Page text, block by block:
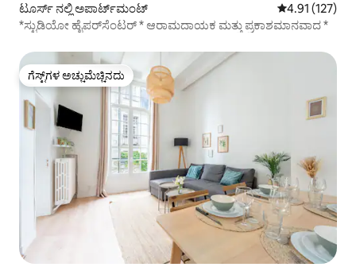
ಟೂರ್ಸ್ ನಲ್ಲಿ ಅಪಾರ್ಟ್‌ಮಂಟ್ 5 ರಲ್ಲಿ 4.91
4.91 (127)
*ಸ್ಟುಡಿಯೋ ಹೈಪರ್‌ಸೆಂಟರ್ * ಆರಾಮದಾಯಕ ಮತ್ತು ಪ್ರಕಾಶಮಾನವಾದ *
ಗೆಸ್ಟ್‌ಗಳ ಅಚ್ಚುಮೆಚ್ಚಿನದು
ಗೆಸ್ಟ್‌ಗಳ ಅಚ್ಚುಮೆಚ್ಚಿನದು